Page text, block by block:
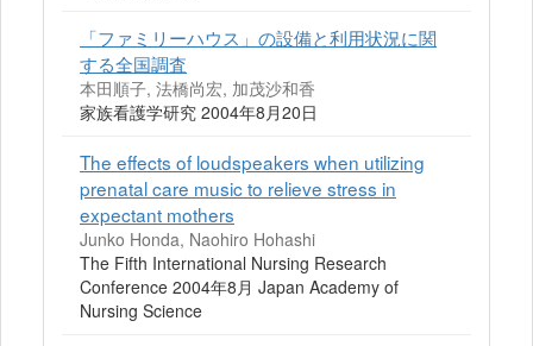
「ファミリーハウス」の設備と利用状況に関
する全国調査
本田順子, 法橋尚宏, 加茂沙和香
家族看護学研究 2004年8月20日
The effects of loudspeakers when utilizing
prenatal care music to relieve stress in
expectant mothers
Junko Honda, Naohiro Hohashi
The Fifth International Nursing Research
Conference 2004年8月 Japan Academy of
Nursing Science